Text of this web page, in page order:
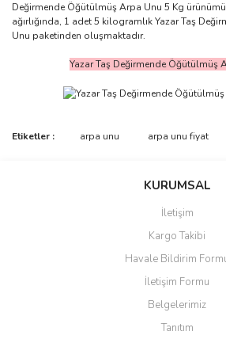
Değirmende Öğütülmüş Arpa Unu 5 Kg
ağırlığında, 1 adet 5 kilogramlık Yazar Taş
Unu paketinden oluşmaktadır.
Yazar Taş Değirmende Öğütülmüş
Yorum Yaz
Bu ürünün fiyat bilgisi, resim, ürün
Görüş ve önerileriniz için teşekkür ederiz.
Ürün resmi kalitesiz, bozuk veya
Ürün açıklamasında eksik bilgiler
Ürün bilgilerinde hatalar bulunuyor.
Ürün fiyatı diğer sitelerden daha pahalı.
Bu ürüne benzer farklı alternatifler olmalı.
Etiketler : arpa unu arpa unu fiyat
KURUMSAL
İletişim
Kargo Takibi
Havale Bildirim
İletişim Formu
Belgelerimiz
Tanıtım